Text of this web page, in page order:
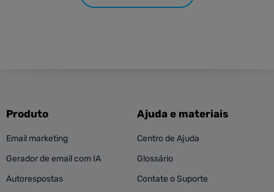
Produto
Email marketing
Gerador de email com IA
Autorespostas
Ajuda e materiais
Centro de Ajuda
Glossário
Contate o Suporte